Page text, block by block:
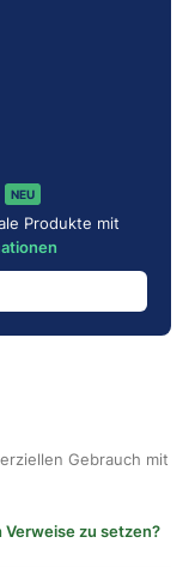
NEU
Produkte mit
Gebrauch mit
Verweise zu setzen?